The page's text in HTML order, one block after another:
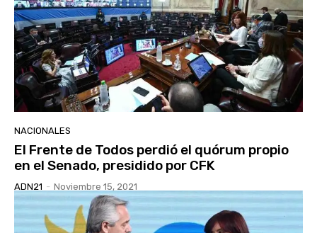
NACIONALES
El Frente de Todos perdió el quórum propio
en el Senado, presidido por CFK
ADN21 - Noviembre 15, 2021